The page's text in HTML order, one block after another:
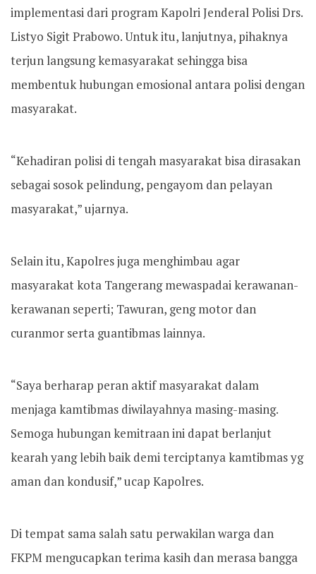
implementasi dari program Kapolri Jenderal Polisi Drs.
Listyo Sigit Prabowo. Untuk itu, lanjutnya, pihaknya
terjun langsung kemasyarakat sehingga bisa
membentuk hubungan emosional antara polisi dengan
masyarakat.
“Kehadiran polisi di tengah masyarakat bisa dirasakan
sebagai sosok pelindung, pengayom dan pelayan
masyarakat,” ujarnya.
Selain itu, Kapolres juga menghimbau agar
masyarakat kota Tangerang mewaspadai kerawanan-
kerawanan seperti; Tawuran, geng motor dan
curanmor serta guantibmas lainnya.
“Saya berharap peran aktif masyarakat dalam
menjaga kamtibmas diwilayahnya masing-masing.
Semoga hubungan kemitraan ini dapat berlanjut
kearah yang lebih baik demi terciptanya kamtibmas yg
aman dan kondusif,” ucap Kapolres.
Di tempat sama salah satu perwakilan warga dan
FKPM mengucapkan terima kasih dan merasa bangga